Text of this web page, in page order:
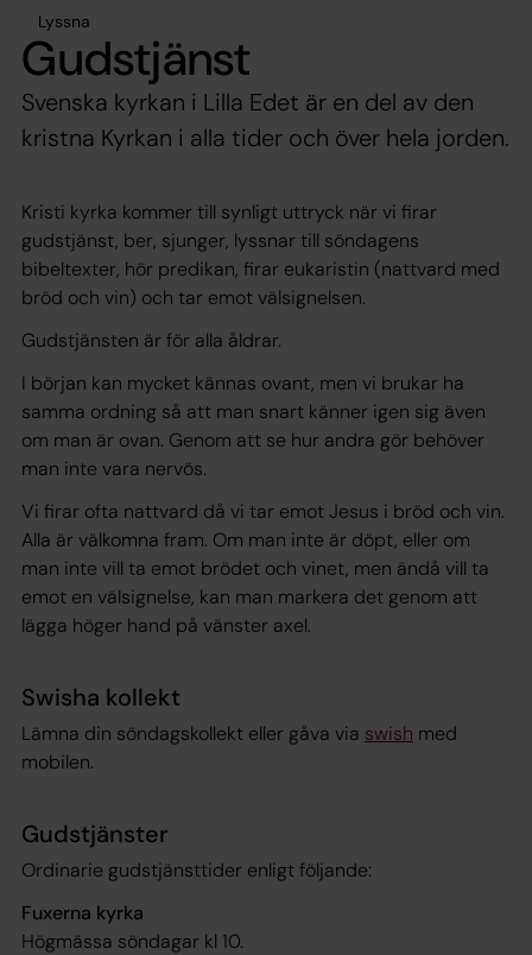
Lyssna
Gudstjänst
Svenska kyrkan i Lilla Edet är en del av den
kristna Kyrkan i alla tider och över hela jorden.
Kristi kyrka kommer till synligt uttryck när vi firar
gudstjänst, ber, sjunger, lyssnar till söndagens
bibeltexter, hör predikan, firar eukaristin (nattvard med
bröd och vin) och tar emot välsignelsen.
Gudstjänsten är för alla åldrar.
I början kan mycket kännas ovant, men vi brukar ha
samma ordning så att man snart känner igen sig även
om man är ovan. Genom att se hur andra gör behöver
man inte vara nervös.
Vi firar ofta nattvard då vi tar emot Jesus i bröd och vin.
Alla är välkomna fram. Om man inte är döpt, eller om
man inte vill ta emot brödet och vinet, men ändå vill ta
emot en välsignelse, kan man markera det genom att
lägga höger hand på vänster axel.
Swisha kollekt
Lämna din söndagskollekt eller gåva via swish med
mobilen.
Gudstjänster
Ordinarie gudstjänsttider enligt följande:
Fuxerna kyrka
Högmässa söndagar kl 10.